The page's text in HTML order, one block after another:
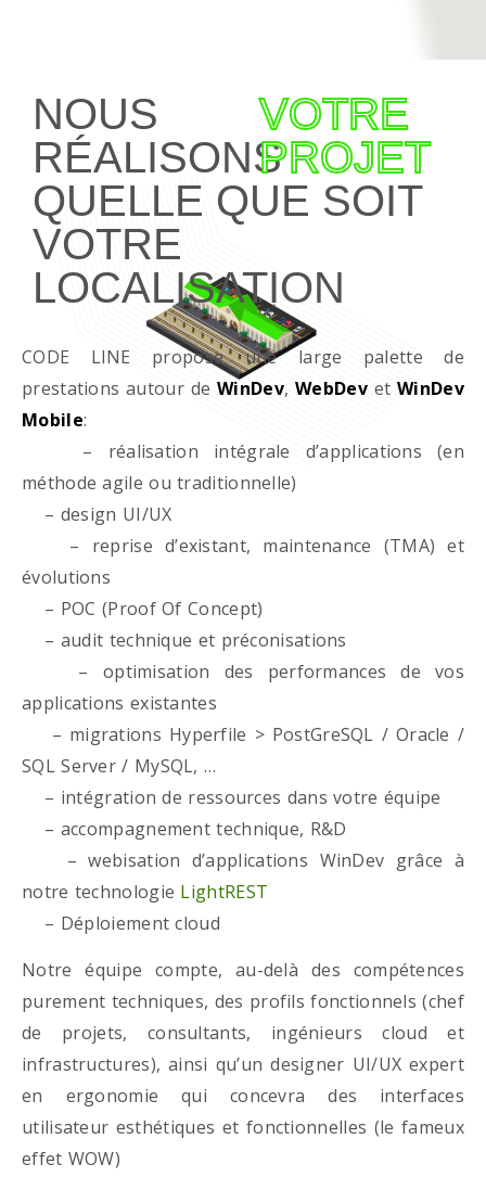
NOUS
RÉALISONS
VOTRE
PROJET
QUELLE QUE SOIT
VOTRE
LOCALISATION
CODE LINE propose une large palette de
prestations autour deWinDev,WebDevet WinDev
Mobile:
– réalisation intégrale d’applications (en
méthode agile ou traditionnelle)
– design UI/UX
– reprise d’existant, maintenance (TMA) et
évolutions
– POC (Proof Of Concept)
– audit technique et préconisations
– optimisation des performances de vos
applications existantes
– migrations Hyperfile > PostGreSQL / Oracle /
SQL Server / MySQL, …
– intégration de ressources dans votre équipe
– accompagnement technique, R&D
– webisation d’applications WinDev grâce à
notre technologie LightREST
– Déploiement cloud
Notre équipe compte, au-delà des compétences
purement techniques, des profils fonctionnels (chef
de projets, consultants, ingénieurs cloud et
infrastructures), ainsi qu’un designer UI/UX expert
en ergonomie qui concevra des interfaces
utilisateur esthétiques et fonctionnelles (le fameux
effet WOW)